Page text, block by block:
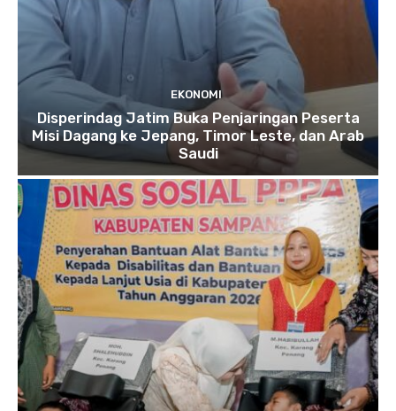
EKONOMI
Disperindag Jatim Buka Penjaringan Peserta
Misi Dagang ke Jepang, Timor Leste, dan Arab
Saudi